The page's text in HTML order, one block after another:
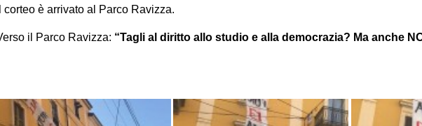
Il corteo è arrivato al Parco Ravizza.
il Parco Ravizza: “Tagli al diritto allo studio e alla democrazia? Ma anche